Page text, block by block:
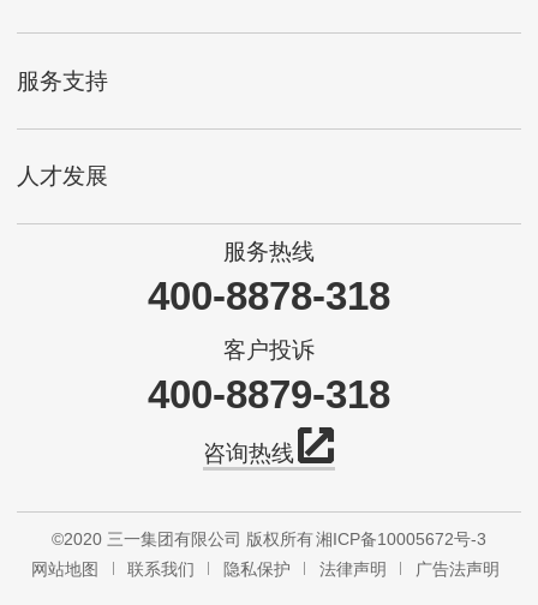
服务支持
人才发展
服务热线
400-8878-318
客户投诉
400-8879-318
咨询热线
©2020 三一集团有限公司 版权所有湘ICP备10005672号-3
网站地图
联系我们 隐私保护 法律声明 广告法声明